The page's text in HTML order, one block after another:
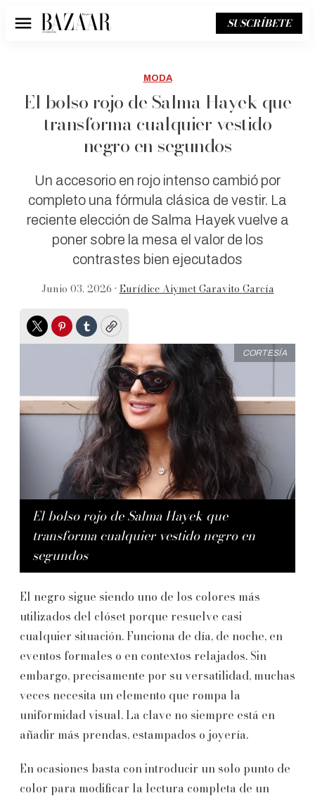
Menú SUSCRÍBETE
MODA
El bolso rojo de Salma Hayek que
transforma cualquier vestido
negro en segundos
Un accesorio en rojo intenso cambió por
completo una fórmula clásica de vestir. La
reciente elección de Salma Hayek vuelve a
poner sobre la mesa el valor de los
contrastes bien ejecutados
Junio 03, 2026 • Eurídice Aiymet Garavito García
TwitterPinterest
TumblrCopy
El bolso rojo de Salma Hayek que
transforma cualquier vestido negro en
segundos
CORTESÍA
El negro sigue siendo uno de los colores más
utilizados del clóset porque resuelve casi
cualquier situación. Funciona de día, de noche, en
eventos formales o en contextos relajados. Sin
embargo, precisamente por su versatilidad, muchas
veces necesita un elemento que rompa la
uniformidad visual. La clave no siempre está en
añadir más prendas, estampados o joyería.
En ocasiones basta con introducir un solo punto de
color para modificar la lectura completa de un